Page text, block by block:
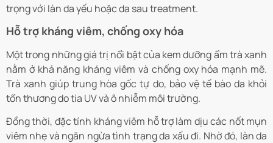
trọng với làn da yếu hoặc da sau treatment.
Hỗ trợ kháng viêm, chống oxy hóa
Một trong những giá trị nổi bật của kem dưỡng ẩm trà xanh
nằm ở khả năng kháng viêm và chống oxy hóa mạnh mẽ.
Trà xanh giúp trung hòa gốc tự do, bảo vệ tế bào da khỏi
tổn thương do tia UV và ô nhiễm môi trường.
Đồng thời, đặc tính kháng viêm hỗ trợ làm dịu các nốt mụn
viêm nhẹ và ngăn ngừa tình trạng da xấu đi. Nhờ đó, làn da